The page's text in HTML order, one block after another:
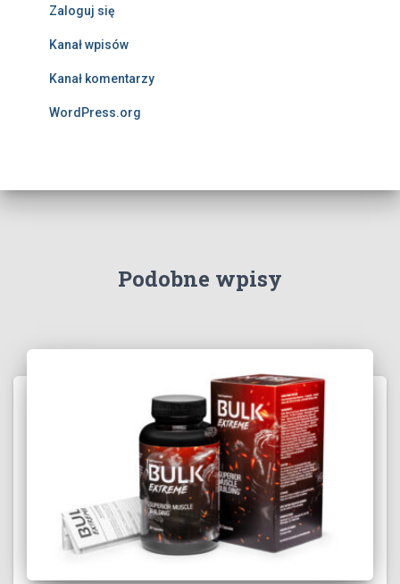
Zaloguj się
Kanał wpisów
Kanał komentarzy
WordPress.org
Podobne wpisy